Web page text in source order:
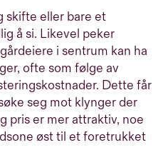
skifte eller bare et
å si. Likevel peker
i sentrum kan ha
ofte som følge av
Dette får
seg mot klynger der
pris er mer attraktiv, noe
øst til et foretrukket